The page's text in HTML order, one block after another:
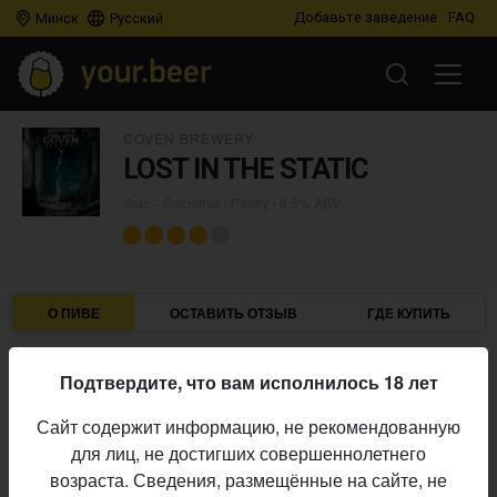
Минск Русский Добавьте заведение FAQ
LOST IN THE STATIC
О ПИВЕ ОСТАВИТЬ ОТЗЫВ ГДЕ КУПИТЬ
Пивоварня:
Алкоголь:
6,5%
Начало
выпуска:
13.07.2023
Подтвердите, что вам исполнилось 18 лет
Сайт содержит информацию, не рекомендованную
для лиц, не достигших совершеннолетнего
возраста. Сведения, размещённые на сайте, не